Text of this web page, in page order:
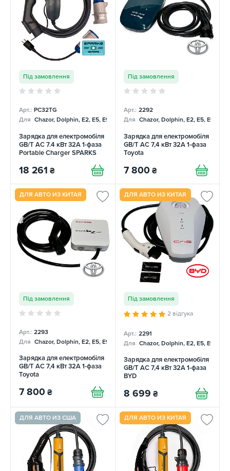
Під замовлення
Арт.: PC32TG
Для Chazor, Dolphin, E2, E5, E9, Mercedes
Зарядка для електромобіля
GB/T AC 7.4 кВт 32А 1-фаза
Portable Charger SPARKS
18 261 ₴
Під замовлення
Арт.: 2292
Для Chazor, Dolphin, E2, E5, E9,
Зарядка для електромобіля
GB/T AC 7,4 кВт 32А 1-фаза
Toyota
7 800 ₴
ДЛЯ АВТО ИЗ КИТАЯ
Під замовлення
Арт.: 2293
Для Chazor, Dolphin, E2, E5, E9, Mercedes
Зарядка для електромобіля
GB/T AC 7,4 кВт 32А 1-фаза
Toyota
7 800 ₴
ДЛЯ АВТО ИЗ КИТАЯ
Під замовлення
2 відгука
Арт.: 2291
Для Chazor, Dolphin, E2, E5, E9,
Зарядка для електромобіля
GB/T AC 7,4 кВт 32А 1-фаза
BYD
8 699 ₴
ДЛЯ АВТО ИЗ США ДЛЯ АВТО ИЗ КИТАЯ